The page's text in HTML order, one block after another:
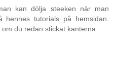
kan dölja steeken när man
hennes tutorials på hemsidan.
du redan stickat kanterna